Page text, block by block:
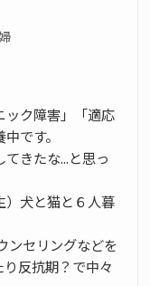
ック障害」「適応
です。
きたな...と思っ
）犬と猫と６人暮
ンセリングなどを
反抗期？で中々